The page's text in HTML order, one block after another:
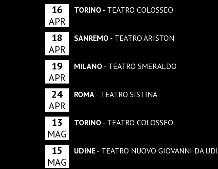
16
APR
TORINO - TEATRO COLOSSEO
18
APR
SANREMO - TEATRO ARISTON
19
APR
MILANO - TEATRO SMERALDO
24
APR
ROMA - TEATRO SISTINA
13
MAG
TORINO - TEATRO COLOSSEO
15
MAG
UDINE - TEATRO NUOVO GIOVANNI DA